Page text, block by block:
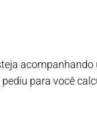
para você